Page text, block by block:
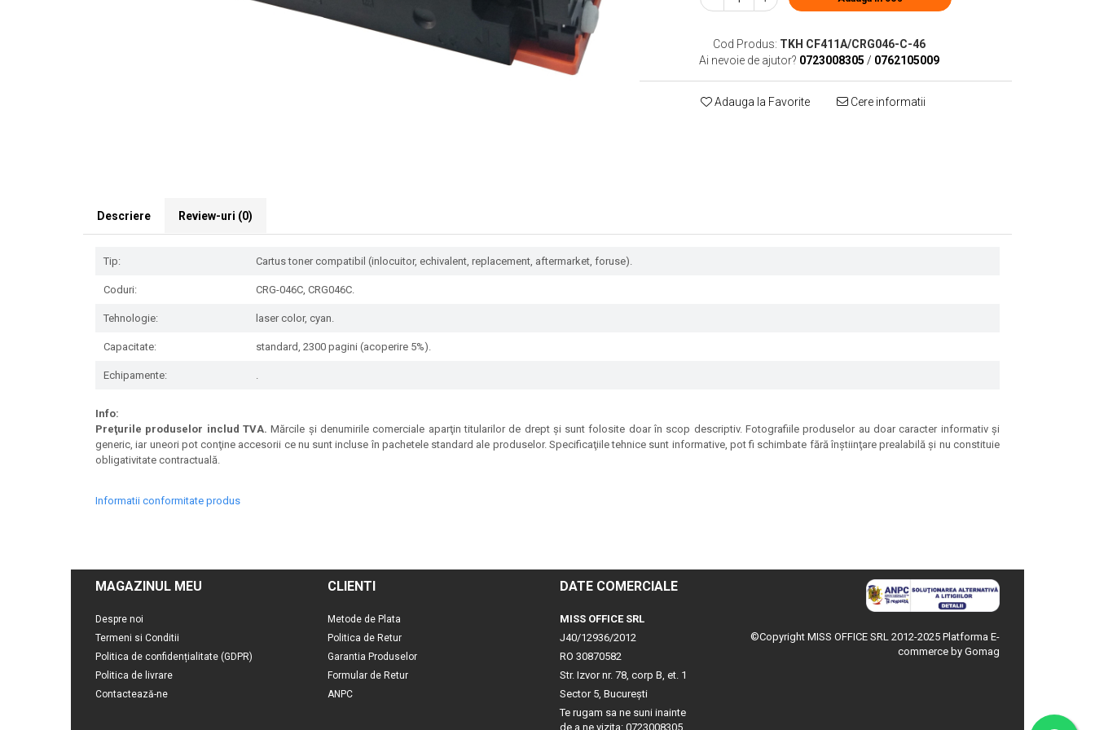
Cod Produs: TKH CF411A/CRG046-C-46
Ai nevoie de ajutor? 0723008305 / 0762105009
Adauga la Favorite Cere informatii
Descriere Review-uri (0)
Tip: Cartus toner compatibil (inlocuitor, echivalent, replacement, aftermarket, foruse).
Coduri: CRG-046C, CRG046C.
Tehnologie: laser color, cyan.
Capacitate: standard, 2300 pagini (acoperire 5%).
Echipamente: .
Info:
Preţurile produselor includ TVA. Mărcile şi denumirile comerciale aparţin titularilor de drept şi sunt folosite doar în scop descriptiv. Fotografiile produselor au doar caracter informativ şi
generic, iar uneori pot conţine accesorii ce nu sunt incluse în pachetele standard ale produselor. Specificaţiile tehnice sunt informative, pot fi schimbate fără înştiinţare prealabilă şi nu constituie
obligativitate contractuală.
Informatii conformitate produs
MAGAZINUL MEU
Despre noi
Termeni si Conditii
Politica de confidențialitate (GDPR)
Politica de livrare
Contactează-ne
CLIENTI
Metode de Plata
Politica de Retur
Garantia Produselor
Formular de Retur
ANPC
DATE COMERCIALE
MISS OFFICE SRL
J40/12936/2012
RO 30870582
Str. Izvor nr. 78, corp B, et. 1
Sector 5, Bucureşti
Te rugam sa ne suni inainte
de a ne vizita: 0723008305.
©Copyright MISS OFFICE SRL 2012-2025 Platforma E-
commerce by Gomag